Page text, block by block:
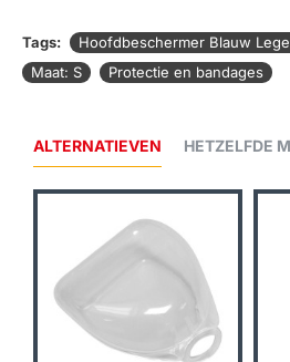
Tags:
Hoofdbeschermer Blauw
Maat: S
Protectie en bandages
ALTERNATIEVEN HETZELFDE